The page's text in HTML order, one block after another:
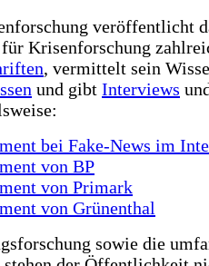
veröffentlicht
Krisenforschung
, vermittelt sein
und gibt Interviews
bei Fake-News im
von BP
von Primark
von Grünenthal
sowie die